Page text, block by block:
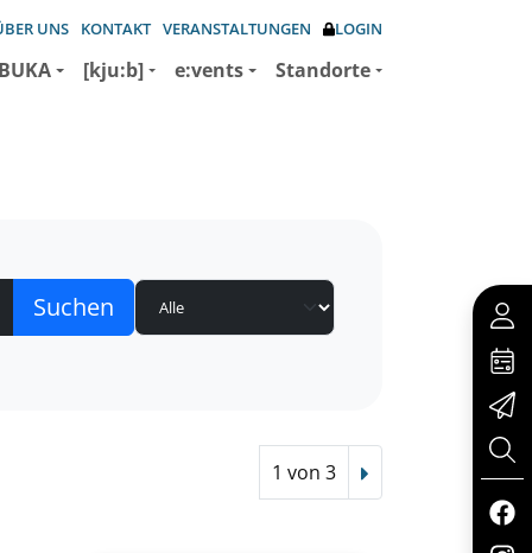
UNS KONTAKT VERANSTALTUNGEN LOGIN
[kju:b] e:vents Standorte
1 von 3 Nächster Treffer